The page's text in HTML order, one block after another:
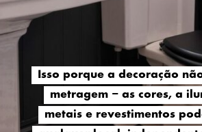
Isso porque a decoração
metragem – as cores, a
metais e revestimentos
Isso porque a decoração
metragem – as cores, a
metais e revestimentos